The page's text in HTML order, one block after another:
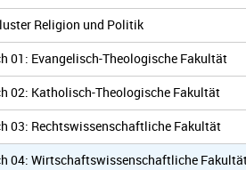
Religion und Politik
01: Evangelisch-Theologische Fakultät
02: Katholisch-Theologische Fakultät
03: Rechtswissenschaftliche Fakultät
04: Wirtschaftswissenschaftliche